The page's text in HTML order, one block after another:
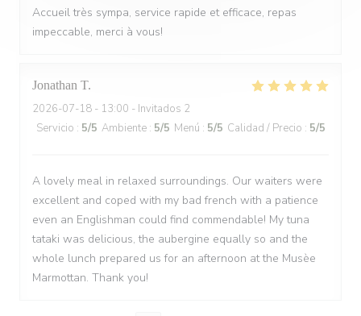
Accueil très sympa, service rapide et efficace, repas
impeccable, merci à vous!
Jonathan T
2026-07-18 - 13:00 - Invitados 2
Servicio : 5/5 Ambiente : 5/5 Menú : 5/5 Calidad / Precio : 5/5
A lovely meal in relaxed surroundings. Our waiters were
excellent and coped with my bad french with a patience
even an Englishman could find commendable! My tuna
tataki was delicious, the aubergine equally so and the
whole lunch prepared us for an afternoon at the Musèe
Marmottan. Thank you!